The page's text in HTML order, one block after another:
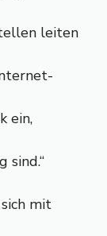
leiten
ein,
sind.“
mit